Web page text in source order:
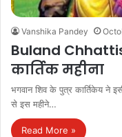
Vanshika Pandey
Buland
कार्तिक महीना
भगवान शिव के पुत्र कार्तिकेय ने
से इस महीने…
Read More »